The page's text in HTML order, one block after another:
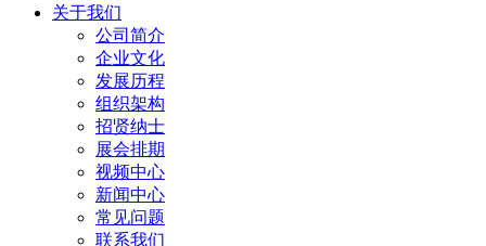
关于我们
公司简介
企业文化
发展历程
组织架构
招贤纳士
展会排期
视频中心
新闻中心
常见问题
联系我们